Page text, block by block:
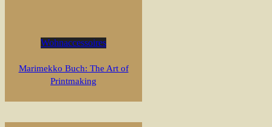
Wohnaccessoires
Marimekko Buch: The Art of
Printmaking